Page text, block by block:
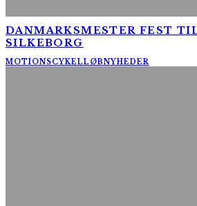
DANMARKSMESTER FEST
SILKEBORG
MOTIONSCYKELLØBNYHEDER